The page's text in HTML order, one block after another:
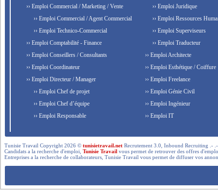
›› Emploi Commercial / Marketing / Vente
›› Emploi Commercial / Agent Commercial
›› Emploi Technico-Commercial
›› Emploi Comptabilité - Finance
›› Emploi Conseillers / Consultants
›› Emploi Coordinateur
›› Emploi Directeur / Manager
›› Emploi Chef de projet
›› Emploi Chef d’équipe
›› Emploi Responsable
›› Emploi Juridique
›› Emploi Ressources
›› Emploi Superviseurs
›› Emploi Traducteur
›› Emploi Architecte
›› Emploi Esthétique / Coiffure
›› Emploi Freelance
›› Emploi Génie Civil
›› Emploi Ingénieur
›› Emploi IT
Tunisie Travail Copyright 2026 ©tunisietravail.net Recrutement 3.0, Inbound Recruiting .-
Candidats a la recherche d'emploi,Tunisie Travail vous permet de retrouver des offres
Entreprises a la recherche de collaborateurs, Tunisie Travail vous permet de diffuser vos